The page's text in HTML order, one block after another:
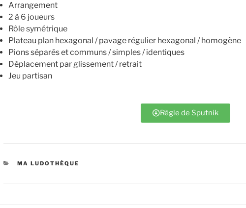
Arrangement
2 à 6 joueurs
Rôle symétrique
Plateau plan hexagonal / pavage régulier hexagonal / homogène
Pions séparés et communs / simples / identiques
Déplacement par glissement / retrait
Jeu partisan
Règle de Sputnik
MA LUDOTHÈQUE